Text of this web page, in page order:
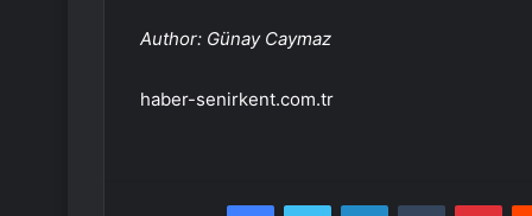
Author: Günay Caymaz
haber-senirkent.com.tr
FacebookTwitter LinkedInTumblr